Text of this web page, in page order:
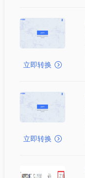
立即转换
立即转换